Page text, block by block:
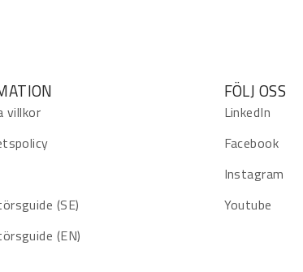
villkor
(SE)
(EN)
FÖLJ OSS
LinkedIn
Facebook
Instagram
Youtube